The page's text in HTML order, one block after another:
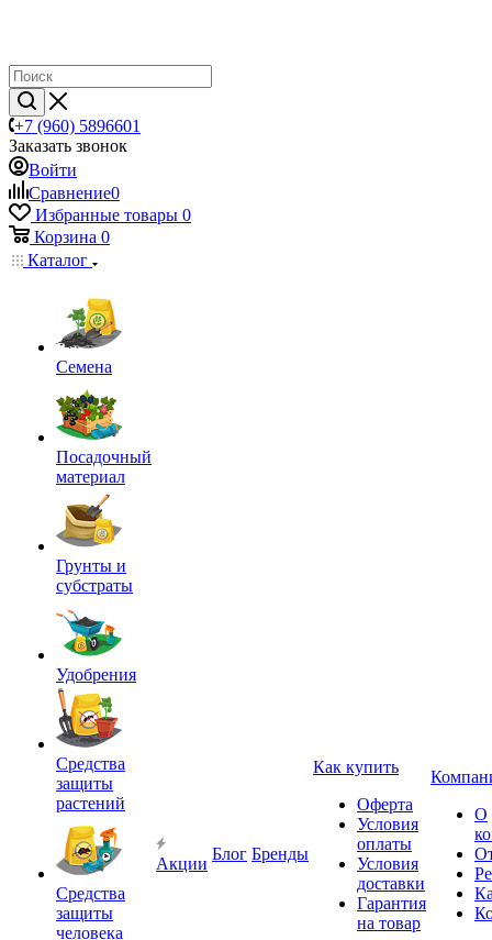
+7 (960) 5896601
Заказать звонок
Войти
Сравнение0
Избранные товары 0
Корзина 0
Каталог
Семена
Посадочный
материал
Грунты и
субстраты
Удобрения
Средства
защиты
растений
Средства
защиты
человека
Акции
Блог Бренды
Как купить
Оферта
Условия
оплаты
Условия
доставки
Гарантия
на товар
О